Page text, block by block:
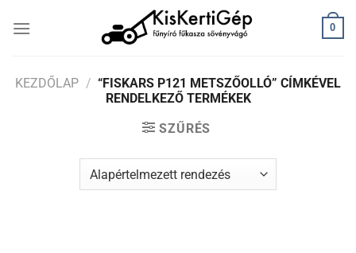
0
KEZDŐLAP / “FISKARS P121 METSZŐOLLÓ” CÍMKÉVEL
RENDELKEZŐ TERMÉKEK
SZŰRÉS